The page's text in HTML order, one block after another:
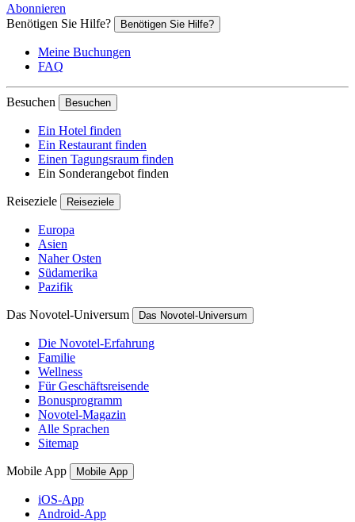
Abonnieren
Benötigen Sie Hilfe?
Benötigen Sie Hilfe?
Meine Buchungen
FAQ
Besuchen Besuchen
Ein Hotel finden
Ein Restaurant finden
Einen Tagungsraum finden
Ein Sonderangebot finden
Reiseziele Reiseziele
Europa
Asien
Naher Osten
Südamerika
Pazifik
Das Novotel-Universum Das Novotel-Universum
Die Novotel-Erfahrung
Familie
Wellness
Für Geschäftsreisende
Bonusprogramm
Novotel-Magazin
Alle Sprachen
Sitemap
Mobile App Mobile App
iOS-App
Android-App